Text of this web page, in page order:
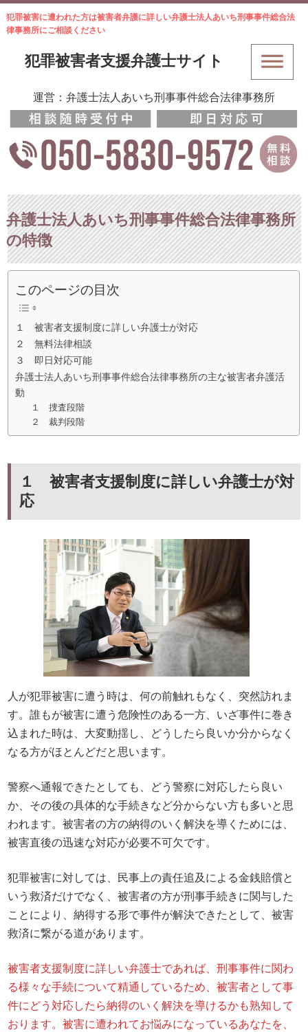
犯罪被害に遭われた方は被害者弁護に詳しい弁護士法人あいち刑事事件総合法
律事務所にご相談ください
犯罪被害者支援弁護士サイト
運営：弁護士法人あいち刑事事件総合法律事務所
弁護士法人あいち刑事事件総合法律事務所
の特徴
このページの目次
１ 被害者支援制度に詳しい弁護士が対応
２ 無料法律相談
３ 即日対応可能
弁護士法人あいち刑事事件総合法律事務所の主な被害者弁護活
動
１ 捜査段階
２ 裁判段階
１ 被害者支援制度に詳しい弁護士が対
応
人が犯罪被害に遭う時は、何の前触れもなく、突然訪れま
す。誰もが被害に遭う危険性のある一方、いざ事件に巻き
込まれた時は、大変動揺し、どうしたら良いか分からなく
なる方がほとんどだと思います。
警察へ通報できたとしても、どう警察に対応したら良い
か、その後の具体的な手続きなど分からない方も多いと思
われます。被害者の方の納得のいく解決を導くためには、
被害直後の迅速な対応が必要不可欠です。
犯罪被害に対しては、民事上の責任追及による金銭賠償と
いう救済だけでなく、被害者の方が刑事手続きに関与した
ことにより、納得する形で事件が解決できたとして、被害
救済に繋がる道があります。
被害者支援制度に詳しい弁護士であれば、刑事事件に関わ
る様々な手続について精通しているため、被害者として事
件にどう対応したら納得のいく解決を導けるかも熟知して
おります。被害に遭われてお悩みになっているあなたを、